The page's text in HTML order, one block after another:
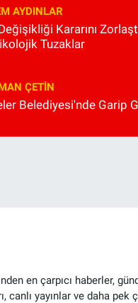
AYDINLAR
Kararını
Tuzaklar
ÇETIN
Belediyesi'nde Garip
en çarpıcı haberler,
canlı yayınlar ve daha pek